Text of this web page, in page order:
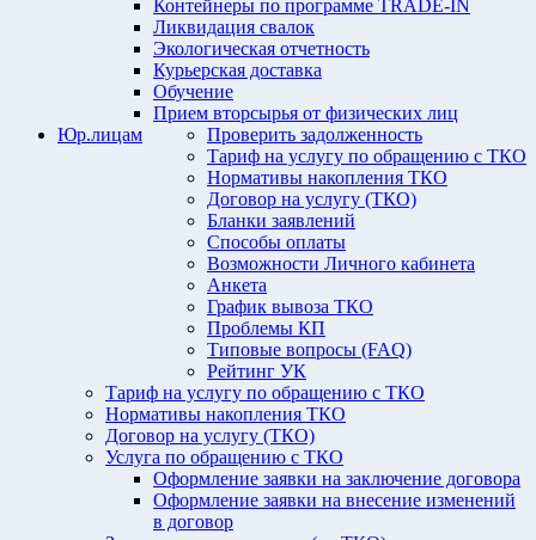
Контейнеры по программе TRADE-IN
Ликвидация свалок
Экологическая отчетность
Курьерская доставка
Обучение
Прием вторсырья от физических лиц
Проверить задолженность
Тариф на услугу по обращению с ТКО
Нормативы накопления ТКО
Договор на услугу (ТКО)
Бланки заявлений
Способы оплаты
Возможности Личного кабинета
Анкета
График вывоза ТКО
Проблемы КП
Типовые вопросы (FAQ)
Рейтинг УК
Юр.лицам
Тариф на услугу по обращению с ТКО
Нормативы накопления ТКО
Договор на услугу (ТКО)
Услуга по обращению с ТКО
Оформление заявки на заключение договора
Оформление заявки на внесение изменений
в договор